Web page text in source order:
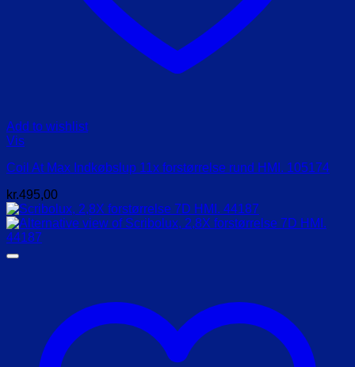
Add to wishlist
Vis
Coil At Max Indkøbslup 11x forstørrelse rund HMI. 105174
kr.495,00